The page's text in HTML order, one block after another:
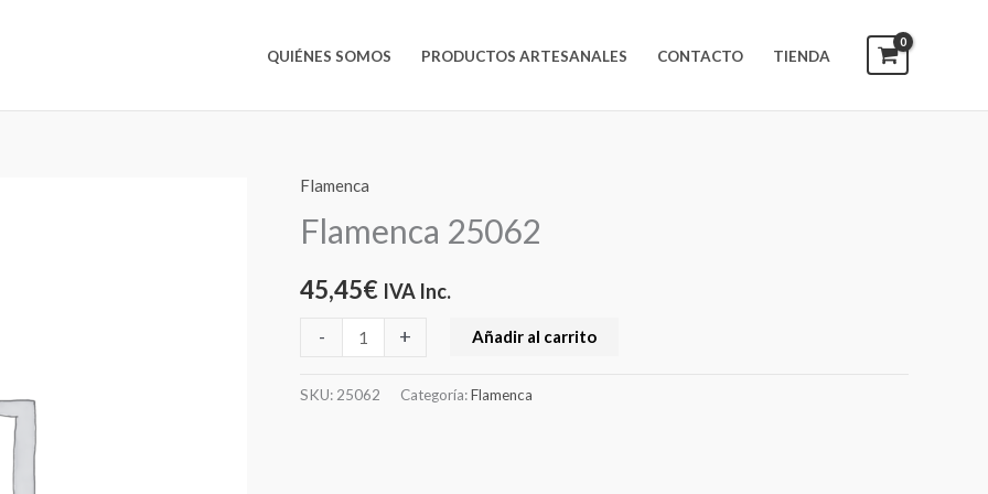
QUIÉNES SOMOS PRODUCTOS ARTESANALES CONTACTO TIENDA
Flamenca
Flamenca 25062
45,45€ IVA Inc.
-
Flamenca
25062
cantidad
+ Añadir al carrito
SKU: 25062 Categoría:Flamenca